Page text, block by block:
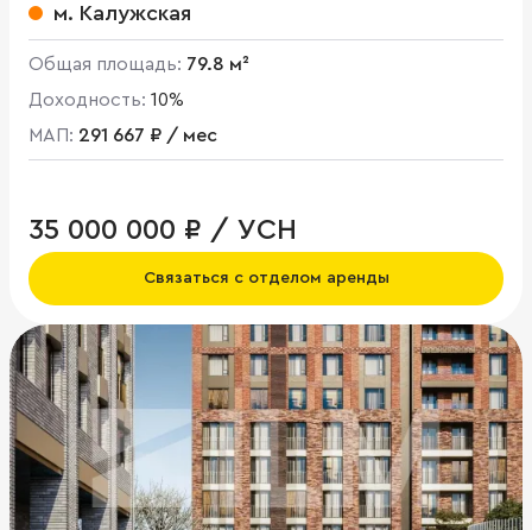
м. Калужская
Общая площадь: 79.8 м²
Доходность: 10%
МАП: 291 667 ₽ / мес
35 000 000 ₽ / УСН
Связаться с отделом аренды